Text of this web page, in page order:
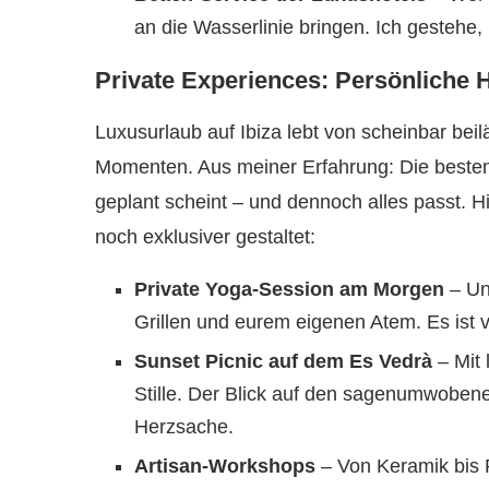
an die Wasserlinie bringen. Ich
Private Experiences: Persönliche
Luxusurlaub auf Ibiza lebt von scheinbar
Momenten. Aus meiner Erfahrung: Die
geplant scheint – und dennoch alles passt.
noch exklusiver gestaltet:
Private Yoga-Session am Morgen –
Grillen und eurem eigenen Atem. Es ist
Sunset Picnic auf dem Es Vedrà – Mit
Stille. Der Blick auf den
Herzsache.
Artisan-Workshops – Von Keramik bis